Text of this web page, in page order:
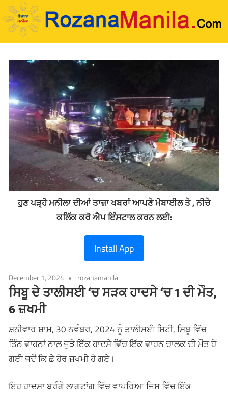
Skip
to
content
ਹੁਣ ਪੜ੍ਹੋ ਮਨੀਲਾ ਦੀਆਂ ਤਾਜ਼ਾ ਖਬਰਾਂ ਆਪਣੇ ਮੋਬਾਈਲ ਤੇ , ਨੀਚੇ
ਕਲਿੱਕ ਕਰੋ ਐਪ ਇੰਸਟਾਲ ਕਰਨ ਲਈ:
Install App
December 1, 2024 rozanamanila
ਸਿਬੂ ਦੇ ਤਾਲੀਸਈ ‘ਚ ਸੜਕ ਹਾਦਸੇ ‘ਚ 1 ਦੀ ਮੌਤ,
6 ਜ਼ਖਮੀ
ਸ਼ਨੀਵਾਰ ਸ਼ਾਮ, 30 ਨਵੰਬਰ, 2024 ਨੂੰ ਤਾਲੀਸਈ ਸਿਟੀ, ਸਿਬੂ ਵਿੱਚ
ਤਿੰਨ ਵਾਹਨਾਂ ਨਾਲ ਜੁੜੇ ਇੱਕ ਹਾਦਸੇ ਵਿੱਚ ਇੱਕ ਵਾਹਨ ਚਾਲਕ ਦੀ ਮੌਤ ਹੋ
ਗਈ ਜਦੋਂ ਕਿ ਛੇ ਹੋਰ ਜ਼ਖਮੀ ਹੋ ਗਏ।
ਇਹ ਹਾਦਸਾ ਬਰੰਗੇ ਲਾਗਟਾਂਗ ਵਿੱਚ ਵਾਪਰਿਆ ਜਿਸ ਵਿੱਚ ਇੱਕ